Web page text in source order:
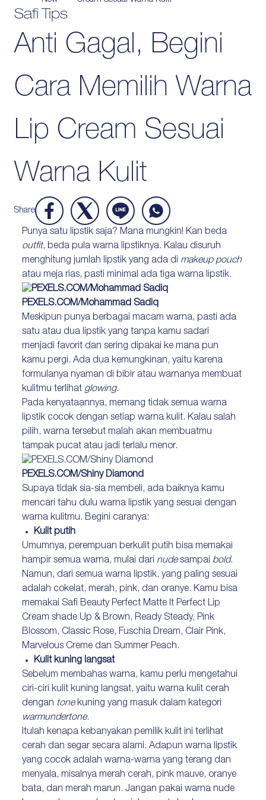
Protection
Wrinkles
Dull & Uneven Skin
Safi Tips
Anti Gagal, Begini
Cara Memilih Warna
Lip Cream Sesuai
Warna Kulit
Share
Punya satu lipstik saja? Mana mungkin! Kan beda
outfit, beda pula warna lipstiknya. Kalau disuruh
menghitung jumlah lipstik yang ada di makeup pouch
atau meja rias, pasti minimal ada tiga warna lipstik.
PEXELS.COM/Mohammad Sadiq
Meskipun punya berbagai macam warna, pasti ada
satu atau dua lipstik yang tanpa kamu sadari
menjadi favorit dan sering dipakai ke mana pun
kamu pergi. Ada dua kemungkinan, yaitu karena
formulanya nyaman di bibir atau warnanya membuat
kulitmu terlihatglowing.
Pada kenyataannya, memang tidak semua warna
lipstik cocok dengan setiap warna kulit. Kalau salah
pilih, warna tersebut malah akan membuatmu
tampak pucat atau jadi terlalu menor.
PEXELS.COM/Shiny Diamond
Supaya tidak sia-sia membeli, ada baiknya kamu
mencari tahu dulu warna lipstik yang sesuai dengan
warna kulitmu. Begini caranya:
Kulit putih
Umumnya, perempuan berkulit putih bisa memakai
hampir semua warna, mulai dari nudesampai bold.
Namun, dari semua warna lipstik, yang paling sesuai
adalah cokelat, merah, pink, dan oranye. Kamu bisa
memakai Safi Beauty Perfect Matte It Perfect Lip
Cream shade Up & Brown, Ready Steady, Pink
Blossom, Classic Rose, Fuschia Dream, Clair Pink,
Marvelous Creme dan Summer Peach.
Kulit kuning langsat
Sebelum membahas warna, kamu perlu mengetahui
ciri-ciri kulit kuning langsat, yaitu warna kulit cerah
dengan tonekuning yang masuk dalam kategori
warmundertone.
Itulah kenapa kebanyakan pemilik kulit ini terlihat
cerah dan segar secara alami. Adapun warna lipstik
yang cocok adalah warna-warna yang terang dan
menyala, misalnya merah cerah, pink mauve, oranye
bata, dan merah marun. Jangan pakai warna nude